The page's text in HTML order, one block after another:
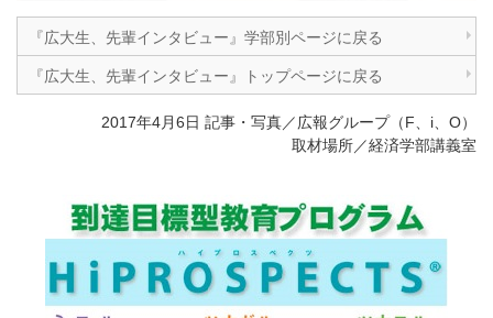
『広大生、先輩インタビュー』学部別ページに戻る
『広大生、先輩インタビュー』トップページに戻る
2017年4月6日 記事・写真／広報グループ（F、i、O）
取材場所／経済学部講義室